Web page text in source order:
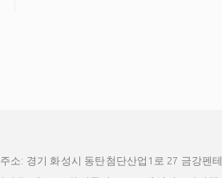
주소: 경기 화성시 동탄첨단산업1로 27 금강펜